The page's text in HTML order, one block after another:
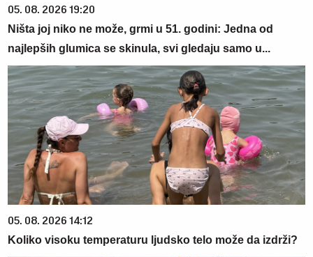
05. 08. 2026 19:20
Ništa joj niko ne može, grmi u 51. godini: Jedna od
najlepših glumica se skinula, svi gledaju samo u...
05. 08. 2026 14:12
Koliko visoku temperaturu ljudsko telo može da izdrži?